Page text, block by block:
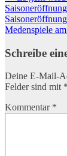
Medenspiele
Schreibe
Deine E-Mail-
Felder sind mit *
Kommentar *